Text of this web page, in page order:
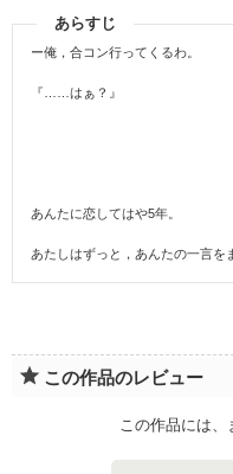
あらすじ
ー俺，合コン行ってくるわ。
『……はぁ？』
あんたに恋してはや5年。
あたしはずっと，あんたの一言を
この作品のレビュー
この作品には、